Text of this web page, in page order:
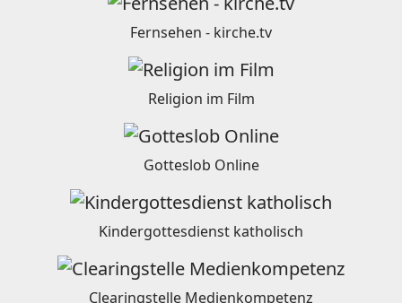
Fernsehen - kirche.tv
Religion im Film
Gotteslob Online
Kindergottesdienst katholisch
Clearingstelle Medienkompetenz